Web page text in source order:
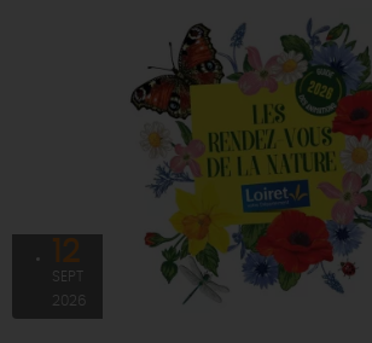
12
SEPT
2026